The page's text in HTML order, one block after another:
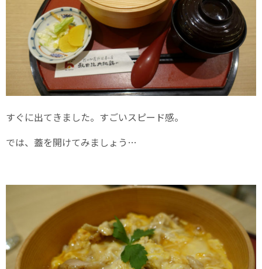
すぐに出てきました。すごいスピード感。
では、蓋を開けてみましょう…